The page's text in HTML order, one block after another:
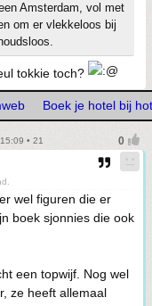
Amsterdam, vol met
om er vlekkeloos bij
tokkie toch?
Boek je hotel bij
• 21
wel figuren die er
boek sjonnies die ook
een topwijf. Nog wel
ze heeft allemaal